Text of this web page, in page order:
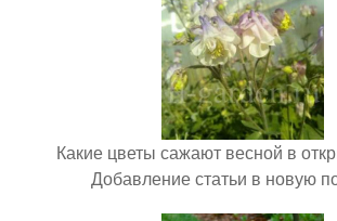
Какие цветы сажают весной в
Добавление статьи в новую